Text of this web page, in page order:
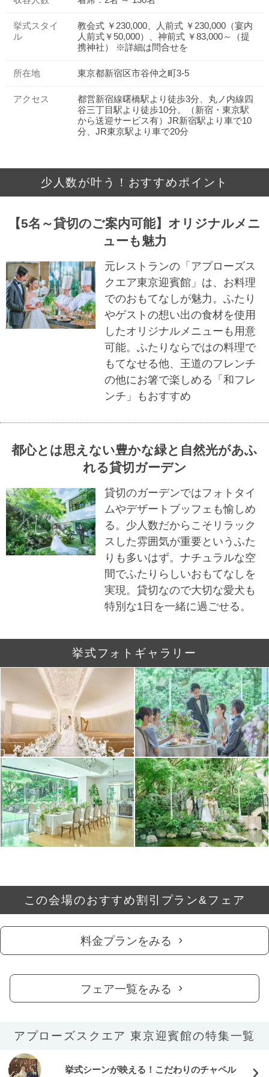
挙式スタイ
ル
教会式 ￥230,000、人前式 ￥230,000（宴内
人前式￥50,000）、神前式 ￥83,000～（提
携神社） ※詳細は問合せを
所在地 東京都新宿区市谷仲之町3‐5
アクセス
都営新宿線曙橋駅より徒歩3分、丸ノ内線四
谷三丁目駅より徒歩10分。（新宿・東京駅
から送迎サービス有）JR新宿駅より車で10
分、JR東京駅より車で20分
少人数が叶う！おすすめポイント
【5名～貸切のご案内可能】オリジナルメニ
ューも魅力
元レストランの「アプローズス
クエア東京迎賓館」は、お料理
でのおもてなしが魅力。ふたり
やゲストの想い出の食材を使用
したオリジナルメニューも用意
可能。ふたりならではの料理で
もてなせる他、王道のフレンチ
の他にお箸で楽しめる「和フレ
ンチ」もおすすめ
都心とは思えない豊かな緑と自然光があふ
れる貸切ガーデン
貸切のガーデンではフォトタイ
ムやデザートブッフェも愉しめ
る。少人数だからこそリラック
スした雰囲気が重要というふた
りも多いはず。ナチュラルな空
間でふたりらしいおもてなしを
実現。貸切なので大切な愛犬も
特別な1日を一緒に過ごせる。
挙式フォトギャラリー
この会場のおすすめ割引プラン&フェア
料金プランをみる
フェア一覧をみる
アプローズスクエア 東京迎賓館の特集一覧
挙式シーンが映える！こだわりのチャペル